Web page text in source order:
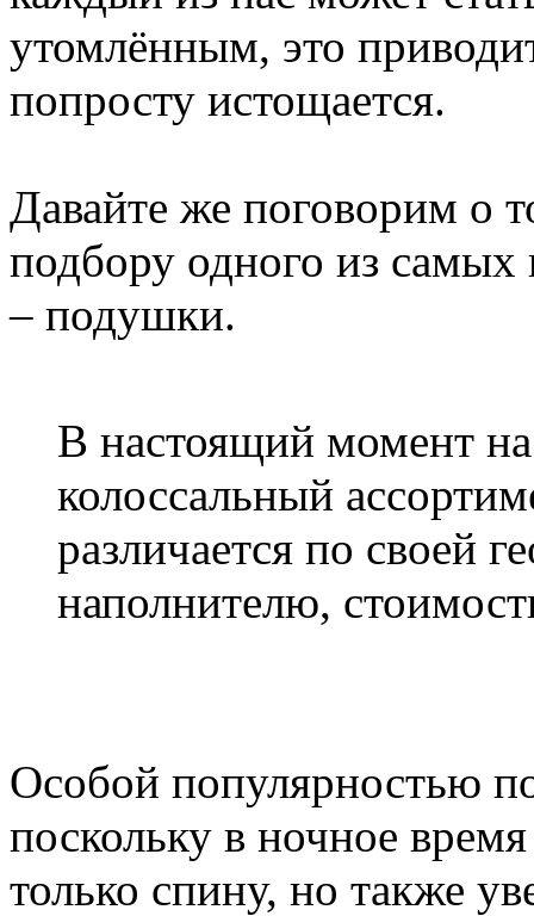
утомлённым, это
попросту истощается.
Давайте же поговорим о
подбору одного из самых
– подушки.
В настоящий момент
колоссальный
различается по своей
наполнителю,
Особой популярностью
поскольку в ночное
только спину, но также